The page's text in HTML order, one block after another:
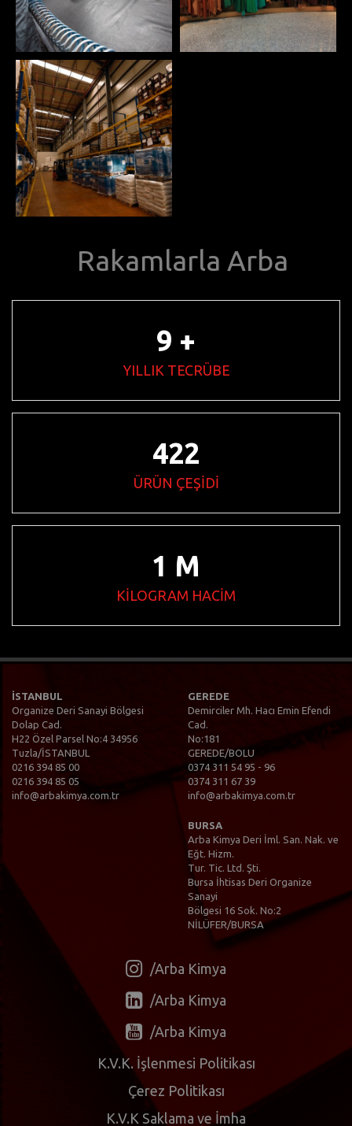
Rakamlarla Arba
14 +
YILLIK TECRÜBE
605
ÜRÜN ÇEŞİDİ
2 M
KİLOGRAM HACİM
İSTANBUL
Organize Deri Sanayi Bölgesi
Dolap Cad.
H22 Özel Parsel No:4 34956
Tuzla/İSTANBUL
0216 394 85 00
0216 394 85 05
info@arbakimya.com.tr
GEREDE
Demirciler Mh. Hacı Emin Efendi
Cad.
No:181
GEREDE/BOLU
0374 311 54 95 - 96
0374 311 67 39
info@arbakimya.com.tr
BURSA
Arba Kimya Deri İml. San. Nak. ve
Eğt. Hizm.
Tur. Tic. Ltd. Şti.
Bursa İhtisas Deri Organize
Sanayi
Bölgesi 16 Sok. No:2
NİLÜFER/BURSA
/Arba Kimya
/Arba Kimya
/Arba Kimya
K.V.K. İşlenmesi Politikası
Çerez Politikası
K.V.K Saklama ve İmha